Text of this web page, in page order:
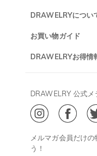
DRAWELRYについ
DRAWELRYについ
ご利用規約
ご特定商取引法に
お買い物ガイド
発送について
ジュエリーお手入
Drawelry Blog
DRAWELRYお得情
会員・ポイントに
メルマガ会員だけ
う！
DRAWELRY 公式メ